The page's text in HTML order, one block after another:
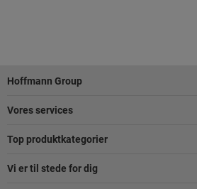
Footer
Hoffmann Group
Vores services
Top produktkategorier
Vi er til stede for dig